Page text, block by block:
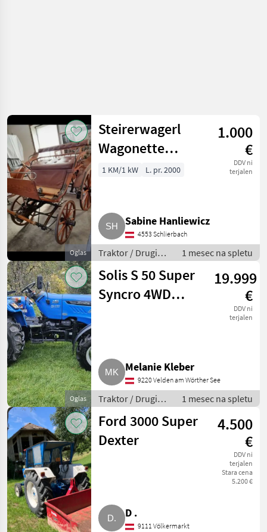
Oglas
Steirerwagerl
Wagonette
Landauer
1.000
€
DDV ni
terjalen
1 KM/1 kW L. pr. 2000
Sabine Hanliewicz
4553 Schlierbach
Traktor / Drugi
traktor
1 mesec na spletu
Oglas
Solis S 50 Super
Syncro 4WD
19.999
€
DDV ni
terjalen
Melanie Kleber
9220 Velden am Wörther See
Traktor / Drugi
traktor
1 mesec na spletu
Ford 3000 Super
Dexter
4.500
€
DDV ni
terjalen
Stara cena
5.200 €
D .
9111 Völkermarkt